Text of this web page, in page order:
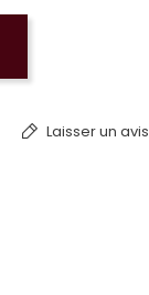
Laisser un avis